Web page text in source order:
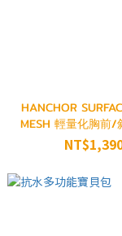
HANCHOR
MESH 輕量化胸前/
袋款